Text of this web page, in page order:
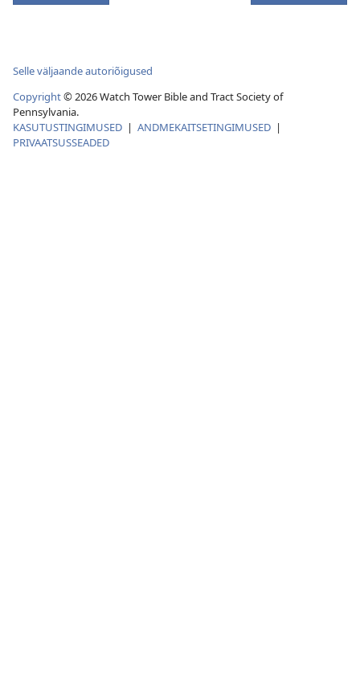
Selle väljaande autoriõigused
Copyright©2026Watch Tower Bible and Tract Society of
Pennsylvania.
KASUTUSTINGIMUSED | ANDMEKAITSETINGIMUSED |
PRIVAATSUSSEADED